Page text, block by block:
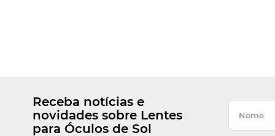
Receba notícias e
novidades sobre Lentes
para Óculos de Sol